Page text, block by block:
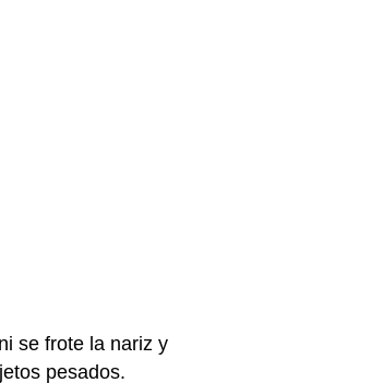
se frote la nariz y
pesados.